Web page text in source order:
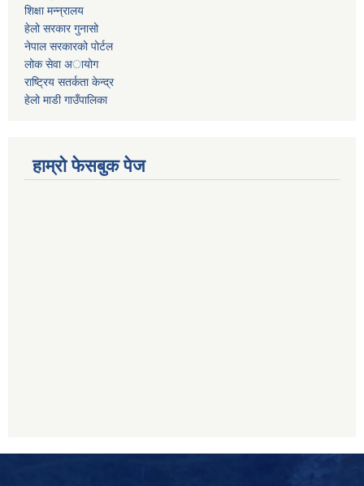
शिक्षा मन्न्रालय
हेलो सरकार गुनासो
नेपाल सरकारको पोर्टल
लोक सेवा अायोग
राष्ट्रिय सतर्कता केन्द्र
हेलो माडी गाउँपालिका
हाम्रो फेसबुक पेज